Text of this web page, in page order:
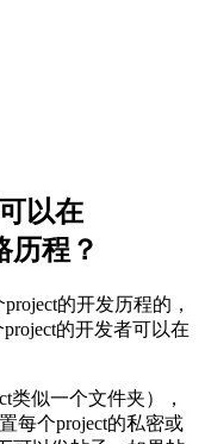
以在
历程？
的开发历程的，
的开发者可以在
类似一个文件夹），
每个project的私密或